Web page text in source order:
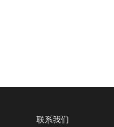
联系我们